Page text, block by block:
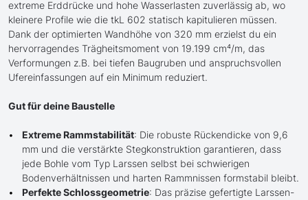
extreme Erddrücke und hohe Wasserlasten zuverlässig ab, wo
kleinere Profile wie die tkL 602 statisch kapitulieren müssen.
Dank der optimierten Wandhöhe von 320 mm erzielst du ein
hervorragendes Trägheitsmoment von 19.199 cm⁴/m, das
Verformungen z.B. bei tiefen Baugruben und anspruchsvollen
Ufereinfassungen auf ein Minimum reduziert.
Gut für deine Baustelle
Extreme Rammstabilität: Die robuste Rückendicke von 9,6
mm und die verstärkte Stegkonstruktion garantieren, dass
jede Bohle vom Typ Larssen selbst bei schwierigen
Bodenverhältnissen und harten Rammnissen formstabil bleibt.
Perfekte Schlossgeometrie: Das präzise gefertigte Larssen-